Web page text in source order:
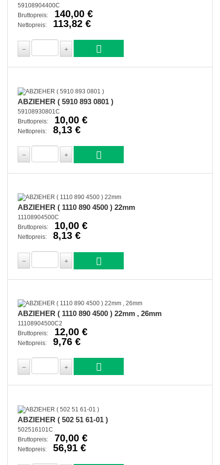
59108904400C
Bruttopreis:
140,00 €
Nettopreis: 113,82 €
ABZIEHER ( 5910 893 0801 )
59108930801C
Bruttopreis:
10,00 €
Nettopreis: 8,13 €
ABZIEHER ( 1110 890 4500 ) 22mm
11108904500C
Bruttopreis:
10,00 €
Nettopreis: 8,13 €
ABZIEHER ( 1110 890 4500 ) 22mm , 26mm
11108904500C2
Bruttopreis:
12,00 €
Nettopreis: 9,76 €
ABZIEHER ( 502 51 61-01 )
502516101C
Bruttopreis:
70,00 €
Nettopreis: 56,91 €